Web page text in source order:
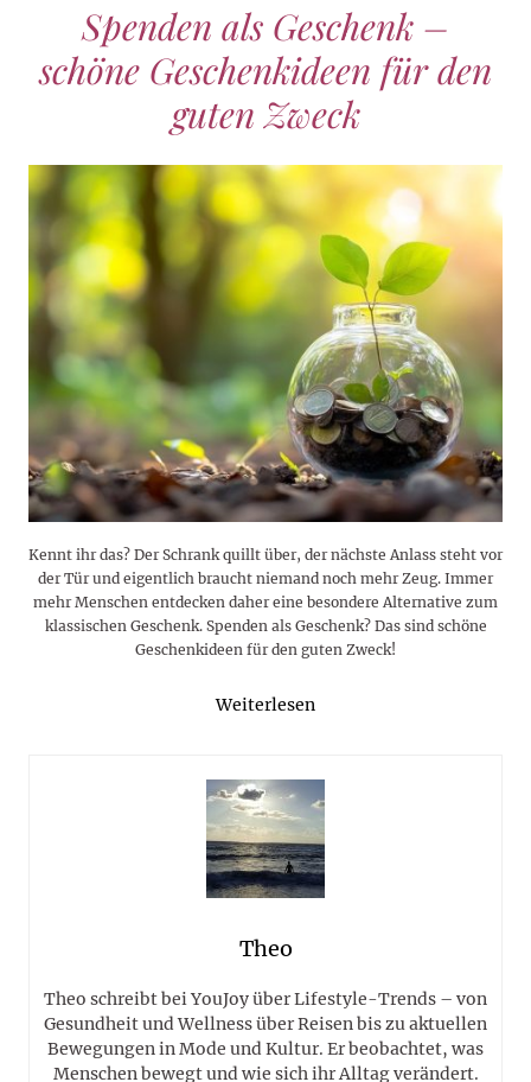
Spenden als Geschenk –
schöne Geschenkideen für den
guten Zweck
Kennt ihr das? Der Schrank quillt über, der nächste Anlass steht vor
der Tür und eigentlich braucht niemand noch mehr Zeug. Immer
mehr Menschen entdecken daher eine besondere Alternative zum
klassischen Geschenk. Spenden als Geschenk? Das sind schöne
Geschenkideen für den guten Zweck!
Weiterlesen
Theo
Theo schreibt bei YouJoy über Lifestyle-Trends – von
Gesundheit und Wellness über Reisen bis zu aktuellen
Bewegungen in Mode und Kultur. Er beobachtet, was
Menschen bewegt und wie sich ihr Alltag verändert.